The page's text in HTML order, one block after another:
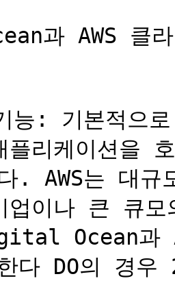
과 AWS 클
능: 기본적으
리케이션을
. AWS는 대
업이나 큰 큐
Ocean과
다 DO의 경